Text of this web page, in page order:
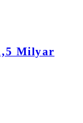
Milyar